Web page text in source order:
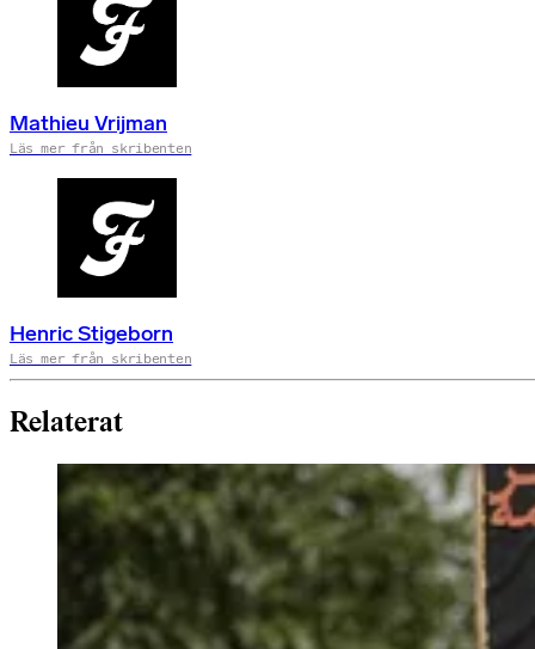
Mathieu Vrijman
Läs mer från skribenten
Henric Stigeborn
Läs mer från skribenten
Relaterat